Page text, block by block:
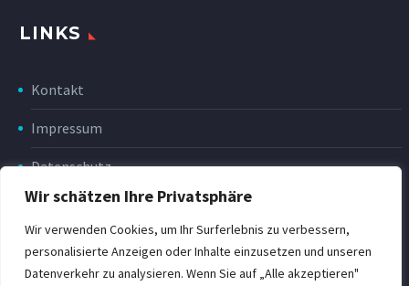
Wir schätzen Ihre Privatsphäre
Wir verwenden Cookies, um Ihr Surferlebnis zu verbessern,
personalisierte Anzeigen oder Inhalte einzusetzen und unseren
Datenverkehr zu analysieren. Wenn Sie auf „Alle akzeptieren"
LINKS
Kontakt
Impressum
Datenschutz
Disclaimer
Rückgabe & Erstattung
POWER Shop v3